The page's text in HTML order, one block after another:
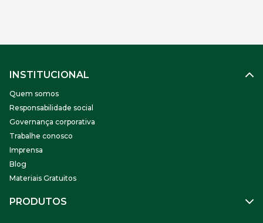
INSTITUCIONAL
Quem somos
Responsabilidade social
Governança corporativa
Trabalhe conosco
Imprensa
Blog
Materiais Gratuitos
PRODUTOS